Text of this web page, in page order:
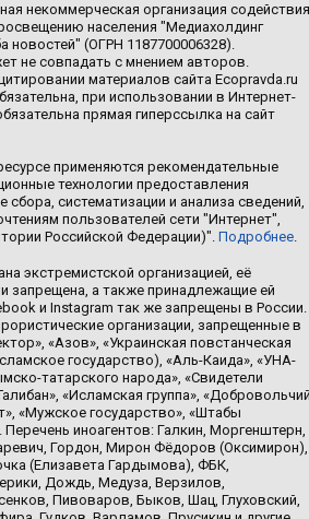
некоммерческая организация содействия
населения "Медиахолдинг
новостей" (ОГРН 1187700006328).
не совпадать с мнением авторов.
материалов сайта Ecopravda.ru
при использовании в Интернет-
прямая гиперссылка на сайт
применяются рекомендательные
технологии предоставления
систематизации и анализа сведений,
пользователей сети "Интернет",
Российской Федерации)". Подробнее.
экстремистской организацией, её
запрещена, а также принадлежащие ей
и Instagram так же запрещены в России.
организации, запрещенные в
«Азов», «Украинская повстанческая
государство), «Аль-Каида», «УНА-
татарского народа», «Свидетели
«Исламская группа»,
«Мужское государство», «Штабы
Перечень иноагентов: Галкин, Моргенштерн,
Гордон, Мирон Фёдоров (Оксимирон),
(Елизавета Гардымова), ФБК,
Дождь, Медуза, Верзилов,
Пивоваров, Быков, Шац, Глуховский,